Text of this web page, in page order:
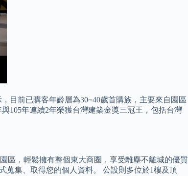
目前已購客年齡層為30~40歲首購族，主要來自園區
105年連續2年榮獲台灣建築金獎三冠王，包括台灣
區，輕鬆擁有整個東大商圈，享受離塵不離城的優質
蒐集、取得您的個人資料。 公設則多位於1樓及頂